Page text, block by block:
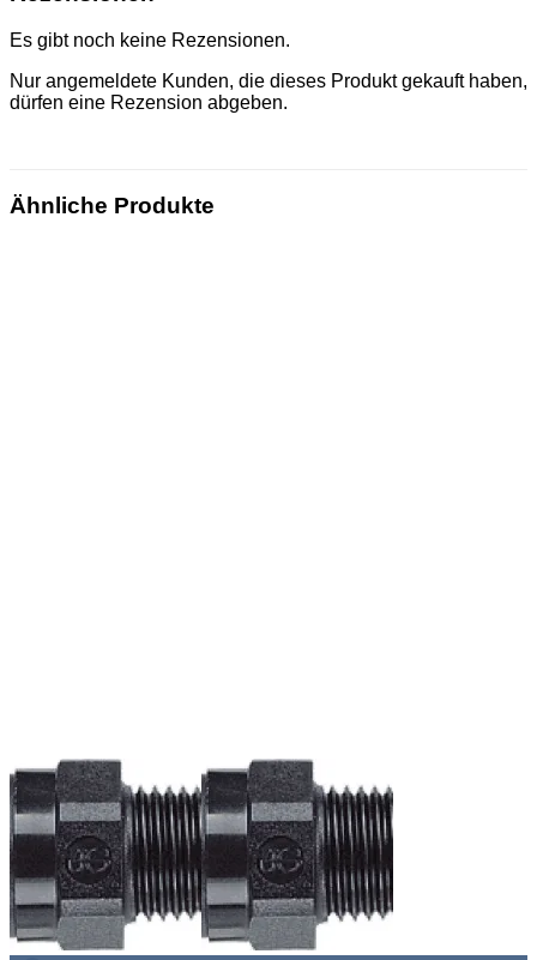
Es gibt noch keine Rezensionen.
Nur angemeldete Kunden, die dieses Produkt gekauft haben,
dürfen eine Rezension abgeben.
Ähnliche Produkte